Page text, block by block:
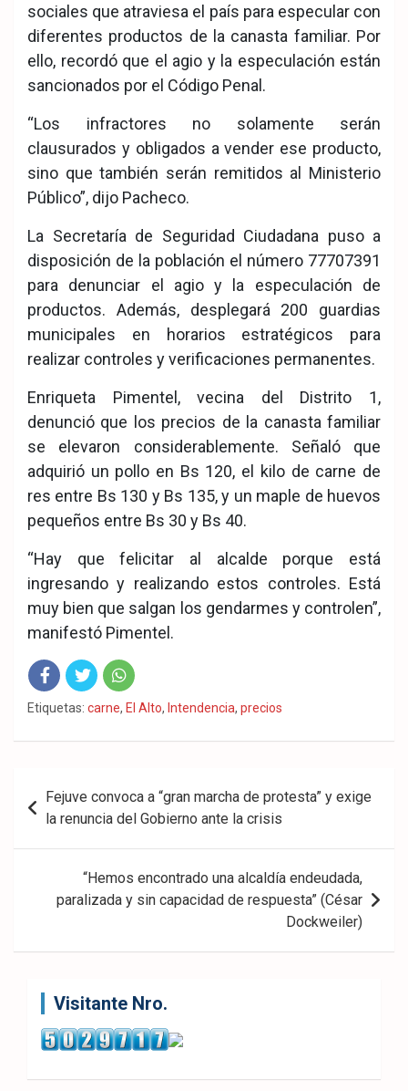
sociales que atraviesa el país para especular con
diferentes productos de la canasta familiar. Por
ello, recordó que el agio y la especulación están
sancionados por el Código Penal.
“Los infractores no solamente serán
clausurados y obligados a vender ese producto,
sino que también serán remitidos al Ministerio
Público”, dijo Pacheco.
La Secretaría de Seguridad Ciudadana puso a
disposición de la población el número 77707391
para denunciar el agio y la especulación de
productos. Además, desplegará 200 guardias
municipales en horarios estratégicos para
realizar controles y verificaciones permanentes.
Enriqueta Pimentel, vecina del Distrito 1,
denunció que los precios de la canasta familiar
se elevaron considerablemente. Señaló que
adquirió un pollo en Bs 120, el kilo de carne de
res entre Bs 130 y Bs 135, y un maple de huevos
pequeños entre Bs 30 y Bs 40.
“Hay que felicitar al alcalde porque está
ingresando y realizando estos controles. Está
muy bien que salgan los gendarmes y controlen”,
manifestó Pimentel.
Fac
eb
Twit
ter
Wha
tsA
Etiquetas: carne, El Alto, Intendencia, precios
Navegación
de
entradas
Fejuve convoca a “gran marcha de protesta” y exige
la renuncia del Gobierno ante la crisis
“Hemos encontrado una alcaldía endeudada,
paralizada y sin capacidad de respuesta” (César
Dockweiler)
Visitante Nro.